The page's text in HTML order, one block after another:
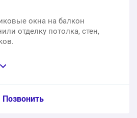
окна на балкон
отделку потолка, стен,
/ Цена
Позвонить